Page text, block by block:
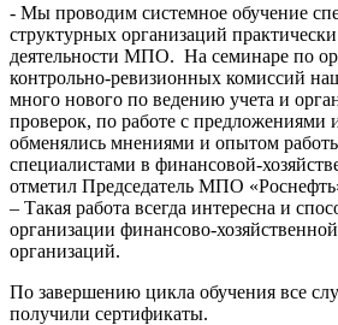
- Мы проводим системное обучение
структурных организаций
деятельности МПО. На семинаре по
контрольно-ревизионных комиссий
много нового по ведению учета и
проверок, по работе с предложениями
обменялись мнениями и опытом
специалистами в финансовой-
отметил Председатель МПО
– Такая работа всегда интересна и
организации финансово-
организаций.
По завершению цикла обучения все
получили сертификаты.